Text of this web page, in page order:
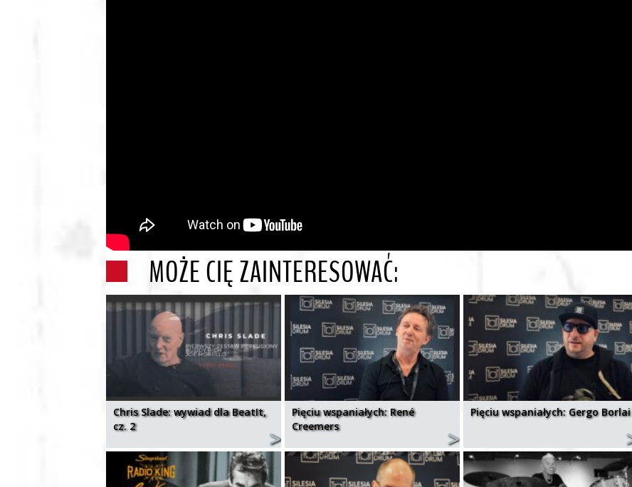
MOŻE CIĘ ZAINTERESOWAĆ:
Chris Slade: wywiad dla BeatIt,
cz. 2
Pięciu wspaniałych: René
Creemers
Pięciu wspaniałych: Gergo Borlai